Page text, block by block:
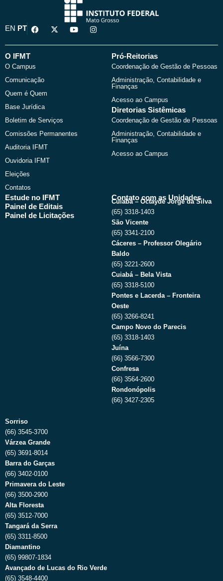
EN PT
F
a
e
o
k
X
-
w
Y
o
t
I
n
t
O IFMT
O Campus
Comunicação
Quem é Quem
Base Jurídica
Boletim de Serviços
Comissões Permanentes
Auditoria IFMT
Ouvidoria IFMT
Eleições
Contatos
Pró-Reitorias
Coordenação de Gestão de Pessoas
Administração, Contabilidade e
Finanças
Acesso ao Campus
Diretorias Sistêmicas
Coordenação de Gestão de Pessoas
Administração, Contabilidade e
Finanças
Acesso ao Campus
Estude no IFMT
Painel de Editais
Painel de Licitações
Contato com as Unidades
Cuiabá – Octayde Jorge da Silva
(65) 3318-1403
São Vicente
(65) 3341-2100
Cáceres – Professor Olegário
Baldo
(65) 3221-2600
Cuiabá – Bela Vista
(65) 3318-5100
Pontes e Lacerda – Fronteira
Oeste
(65) 3266-8241
Campo Novo do Parecis
(65) 3318-1403
Juína
(66) 3566-7300
Confresa
(66) 3564-2600
Rondonópolis
(66) 3427-2305
Sorriso
(66) 3545-3700
Várzea Grande
(65) 3691-8014
Barra do Garças
(66) 3402-0100
Primavera do Leste
(66) 3500-2900
Alta Floresta
(65) 3512-7000
Tangará da Serra
(65) 3311-8500
Diamantino
(65) 99807-1834
Avançado de Lucas do Rio Verde
(65) 3548-4400